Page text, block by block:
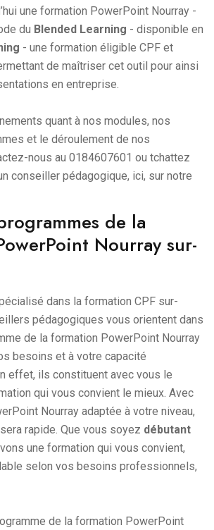
une formation PowerPoint Nourray -
du Blended Learning - disponible en
- une formation éligible CPF et
de maîtriser cet outil pour ainsi
en entreprise.
quant à nos modules, nos
et le déroulement de nos
nous au 0184607601 ou tchattez
conseiller pédagogique, ici, sur notre
de la
Nourray sur-
dans la formation CPF sur-
pédagogiques vous orientent dans
de la formation PowerPoint Nourray
besoins et à votre capacité
effet, ils constituent avec vous le
qui vous convient le mieux. Avec
Nourray adaptée à votre niveau,
rapide. Que vous soyez débutant
une formation qui vous convient,
selon vos besoins professionnels,
de la formation PowerPoint